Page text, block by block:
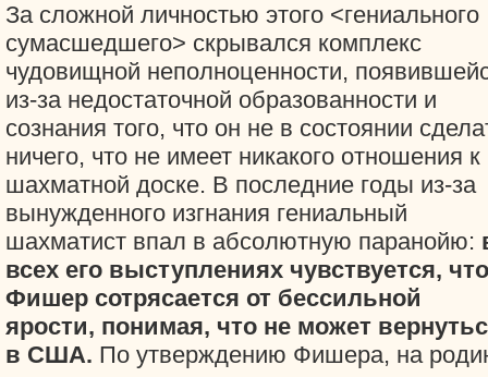
За сложной личностью этого <гениального
сумасшедшего> скрывался комплекс
чудовищной неполноценности,
из-за недостаточной образованности и
сознания того, что он не в состоянии
ничего, что не имеет никакого отношения к
шахматной доске. В последние годы из-за
вынужденного изгнания гениальный
шахматист впал в абсолютную паранойю:
всех его выступлениях чувствуется, что
Фишер сотрясается от бессильной
ярости, понимая, что не может
в США. По утверждению Фишера, на